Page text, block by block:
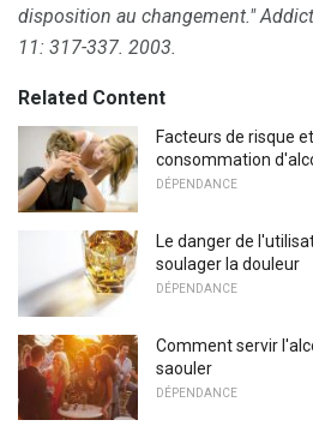
disposition au changement."
11: 317-337. 2003.
Related Content
Facteurs de risque
consommation
DÉPENDANCE
Le danger de
soulager la douleur
DÉPENDANCE
Comment servir
saouler
DÉPENDANCE